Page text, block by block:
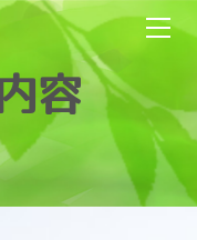
容
念